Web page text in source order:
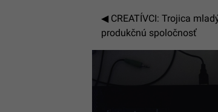
CREATÍVCI: Trojica
produkčnú spoločnosť